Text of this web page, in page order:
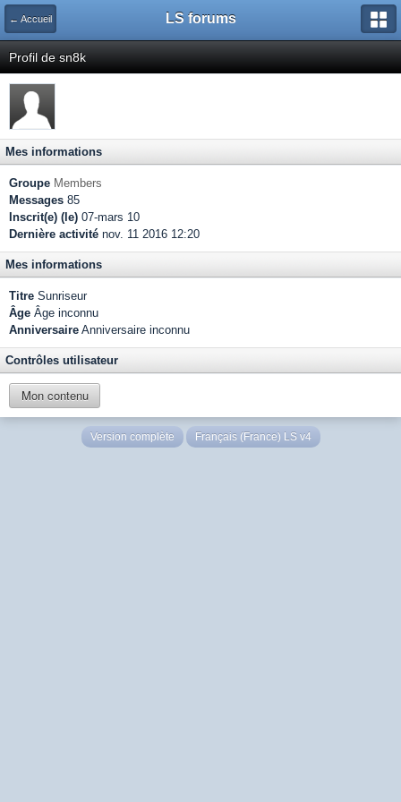
← Accueil LS forums
Profil de sn8k
Mes informations
Groupe Members
Messages 85
Inscrit(e) (le) 07-mars 10
Dernière activité nov. 11 2016 12:20
Mes informations
Titre Sunriseur
Âge Âge inconnu
Anniversaire Anniversaire inconnu
Contrôles utilisateur
Mon contenu
Version complète Français (France) LS v4